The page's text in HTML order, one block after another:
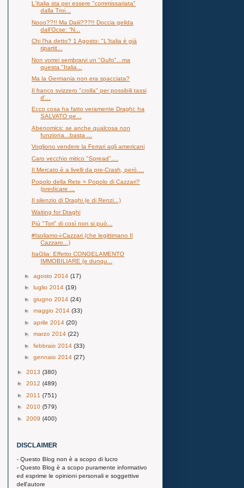
L'Italia sta per essere "commissariata"
dalla Troi...
Nooo??!! Ma Daiii???!! Doccia gelida
dall’Ocse: “N...
Chi l'ha detto? 1 Agosto: "L'Italia è già
ripartit...
Non vorrei sembrarvi un "Gufo"...ma
questa "Italia...
Ma la Germania non era spacciata?
Il franco svizzero "crolla" per possibili tassi
d’...
Ecco cosa ha fatto veramente Draghi: ha
SALVATO pe...
Abenomics: se anche qualcosa non
funziona...basta ...
Vogliono vendere la Ferrari agli americani
Caro vecchio mitico "Spread"....
Il Mercato è a livelli da pre-Crash, però....
Popolo della Rete = Popolo di Cazzari?
(predicare ...
Il silenzio di Draghi (e di Renzi...)
Waiting for Draghi
Più "Tori" di così non si può...
#Isoliamo-i-Cazzari (che legittimano Il
Cazzaro...)
ItaGlia: Effetto CONGELAMENTO
IMMOBILIARE (e dunqu...
► agosto 2014 (17)
► luglio 2014 (19)
► giugno 2014 (24)
► maggio 2014 (33)
► aprile 2014 (20)
► marzo 2014 (22)
► febbraio 2014 (33)
► gennaio 2014 (27)
► 2013 (380)
► 2012 (489)
► 2011 (751)
► 2010 (579)
► 2009 (400)
DISCLAIMER
- Questo Blog non è a scopo di lucro
- Questo Blog è a scopo puramente informativo
ed esprime le opinioni personali e soggettive
dell'autore